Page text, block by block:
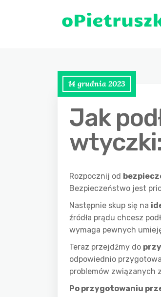
14 grudnia 2023
Jak
Rozpocznij od
Bezpieczeństwo jest
Następnie skup się na
źródła prądu chcesz
wymaga pewnych
Teraz przejdźmy do
odpowiednio
problemów związanych
Po przygotowaniu